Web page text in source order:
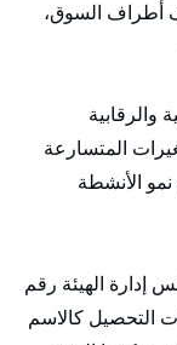
أطراف السوق،
والرقابية
المتسارعة
الأنشطة
إدارة الهيئة رقم
شركات التحصيل كالاسم